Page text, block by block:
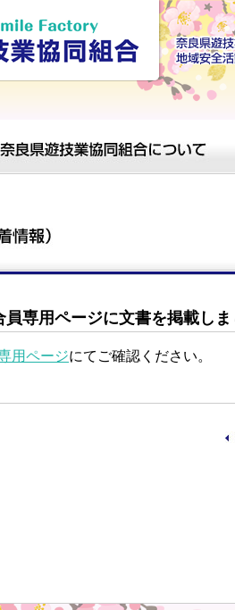
員専用ページに文書を掲載しま
用ページにてご確認ください。